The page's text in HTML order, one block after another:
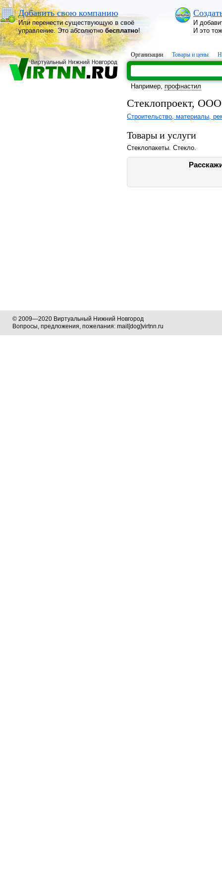
Добавить свою компанию
Или перенести существующую в своё
управление. Это абсолютнобесплатно!
И
И это
Организации Товары и цены
Например, профнастил
Стеклопроект, ООО
Строительство, материалы,
Товары и услуги
Стеклопакеты. Стекло.
© 2009—2020 Виртуальный Нижний Новгород
Вопросы, предложения, пожелания: mail[dog]virtnn.ru